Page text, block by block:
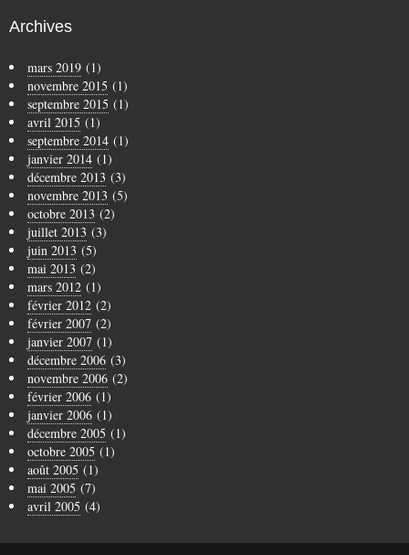
Archives
mars 2019 (1)
novembre 2015 (1)
septembre 2015 (1)
avril 2015 (1)
septembre 2014 (1)
janvier 2014 (1)
décembre 2013 (3)
novembre 2013 (5)
octobre 2013 (2)
juillet 2013 (3)
juin 2013 (5)
mai 2013 (2)
mars 2012 (1)
février 2012 (2)
février 2007 (2)
janvier 2007 (1)
décembre 2006 (3)
novembre 2006 (2)
février 2006 (1)
janvier 2006 (1)
décembre 2005 (1)
octobre 2005 (1)
août 2005 (1)
mai 2005 (7)
avril 2005 (4)